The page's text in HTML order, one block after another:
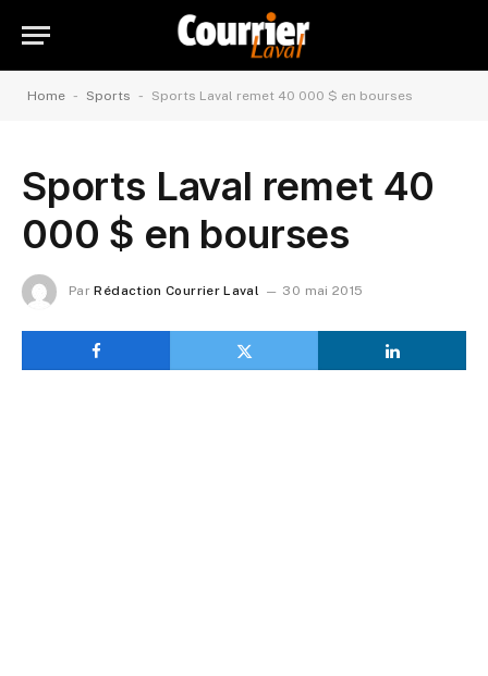
Home - Sports - Sports Laval remet 40 000 $ en bourses
Sports Laval remet 40
000 $ en bourses
Par Rédaction Courrier Laval 30 mai 2015